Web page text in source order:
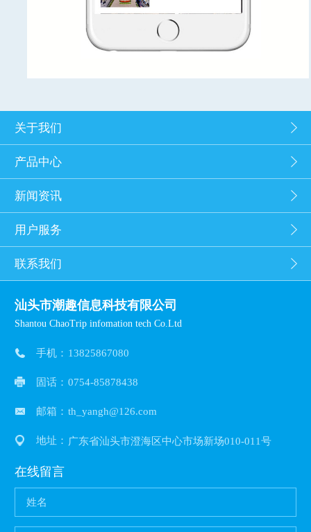
关于我们
产品中心
新闻资讯
用户服务
联系我们
汕头市潮趣信息科技有限公司
Shantou ChaoTrip infomation tech Co.Ltd
手机： 13825867080
固话： 0754-85878438
邮箱： th_yangh@126.com
地址： 广东省汕头市澄海区中心市场新场010-011号
在线留言